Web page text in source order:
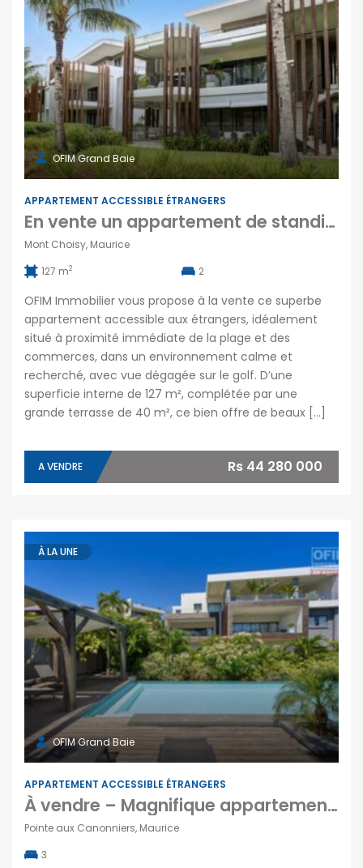
OFIM Grand Baie
APPARTEMENT ACCESSIBLE ÉTRANGERS
En vente un appartement de standing avec grande piscine commune à Mont Choisy
Mont Choisy, Maurice
127 m2 2
OFIM Immobilier vous propose à la vente ce superbe
appartement accessible aux étrangers, idéalement
situé à proximité immédiate de la plage et des
commerces, dans un environnement calme et
recherché, avec vue dégagée sur le golf. D’une
superficie interne de 127 m², complétée par une
grande terrasse de 40 m², ce bien offre de beaux […]
A VENDRE Rs 44 280 000
À LA UNE
OFIM Grand Baie
APPARTEMENT ACCESSIBLE ÉTRANGERS
À vendre – Magnifique appartement R+2 avec piscine accessible aux étrangers dans un quartier calme et résidentiel à Pointe aux Canonniers
Pointe aux Canonniers, Maurice
3